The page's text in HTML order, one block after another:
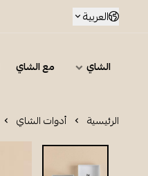
العربية
الشاي مع الشاي
الرئيسية أدوات الشاي